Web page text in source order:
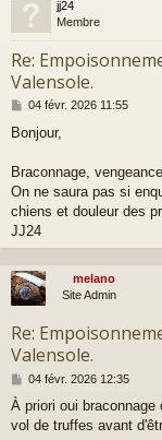
jj24
Membre
Re:
Valensole.
M
s
a
g
e
04 févr. 2026 11:55
Bonjour,
Braconnage,
On ne saura pas si
chiens et douleur des
JJ24
melano
Site Admin
Re:
Valensole.
M
s
s
04 févr. 2026 12:35
À priori oui
vol de truffes avant